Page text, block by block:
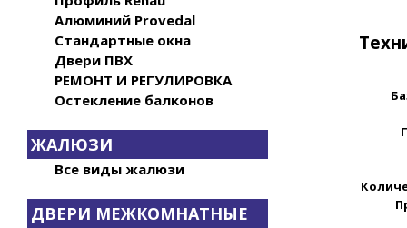
Алюминий Provedal
Стандартные окна
Двери ПВХ
РЕМОНТ И РЕГУЛИРОВКА
Остекление балконов
ЖАЛЮЗИ
Все виды жалюзи
ДВЕРИ МЕЖКОМНАТНЫЕ